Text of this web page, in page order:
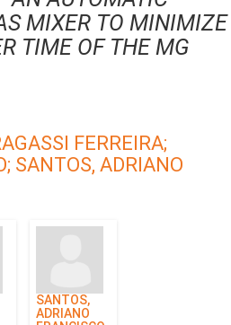
MIXER TO MINIMIZE
TIME OF THE MG
FERREIRA;
SANTOS, ADRIANO
SANTOS,
ADRIANO